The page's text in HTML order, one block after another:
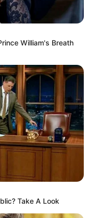
475
463
239
117
76
75
61
56
28
William's Breath
Take A Look